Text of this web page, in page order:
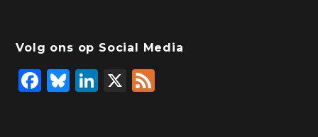
Volg ons op Social Media
F
Bl
Li X